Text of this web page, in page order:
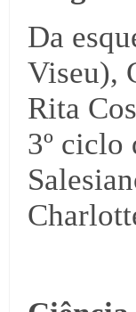
Da
Viseu),
Rita
3º ciclo